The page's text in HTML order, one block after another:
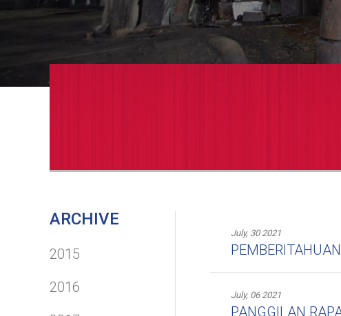
ARCHIVE
2015
2016
July, 30 2021
July, 06 2021
PANGGILAN